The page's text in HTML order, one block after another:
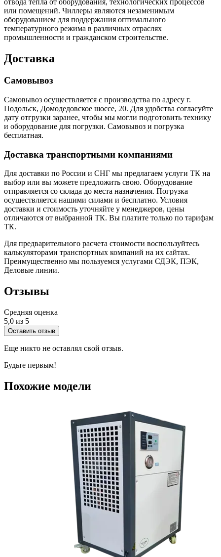
отвода тепла от оборудования, технологических процессов
или помещений. Чиллеры являются незаменимым
оборудованием для поддержания оптимального
температурного режима в различных отраслях
промышленности и гражданском строительстве.
Доставка
Самовывоз
Самовывоз осуществляется с производства по адресу г.
Подольск, Домодедовское шоссе, 20. Для удобства согласуйте
дату отгрузки заранее, чтобы мы могли подготовить технику
и оборудование для погрузки. Самовывоз и погрузка
бесплатная.
Доставка транспортными компаниями
Для доставки по России и СНГ мы предлагаем услуги ТК на
выбор или вы можете предложить свою. Оборудование
отправляется со склада до места назначения. Погрузка
осуществляется нашими силами и бесплатно. Условия
доставки и стоимость уточняйте у менеджеров, цены
отличаются от выбранной ТК. Вы платите только по тарифам
ТК.
Для предварительного расчета стоимости воспользуйтесь
калькуляторами транспортных компаний на их сайтах.
Преимущественно мы пользуемся услугами СДЭК, ПЭК,
Деловые линии.
Отзывы
Средняя оценка
5,0 из 5
Оставить отзыв
Еще никто не оставлял свой отзыв.
Будьте первым!
Похожие модели